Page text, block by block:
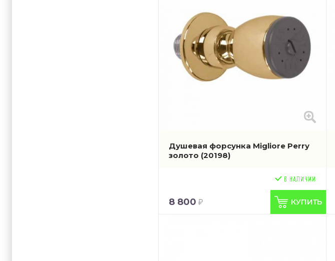
Душевая форсунка Migliore Perry
золото (20198)
8 800